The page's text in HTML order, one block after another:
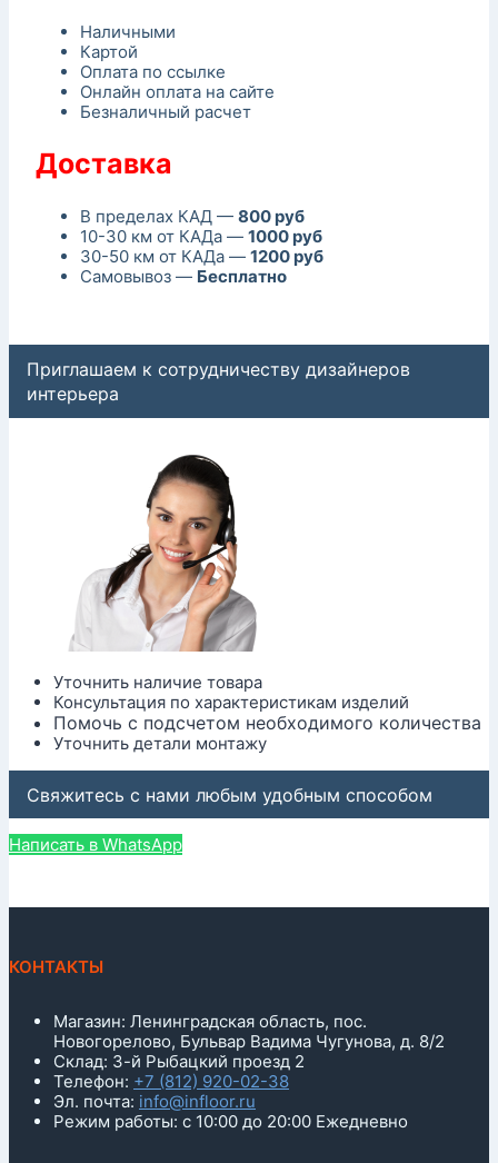
Наличными
Картой
Оплата по ссылке
Онлайн оплата на сайте
Безналичный расчет
Доставка
В пределах КАД — 800 руб
10-30 км от КАДа — 1000 руб
30-50 км от КАДа — 1200 руб
Самовывоз — Бесплатно
Приглашаем к сотрудничеству дизайнеров
интерьера
Уточнить наличие товара
Консультация по характеристикам изделий
Помочь с подсчетом необходимого количества
Уточнить детали монтажу
Свяжитесь с нами любым удобным способом
Написать в WhatsApp
КОНТАКТЫ
Магазин: Ленинградская область, пос.
Новогорелово, Бульвар Вадима Чугунова, д. 8/2
Склад: 3-й Рыбацкий проезд 2
Телефон: +7 (812) 920-02-38
Эл. почта: info@infloor.ru
Режим работы: с 10:00 до 20:00 Ежедневно